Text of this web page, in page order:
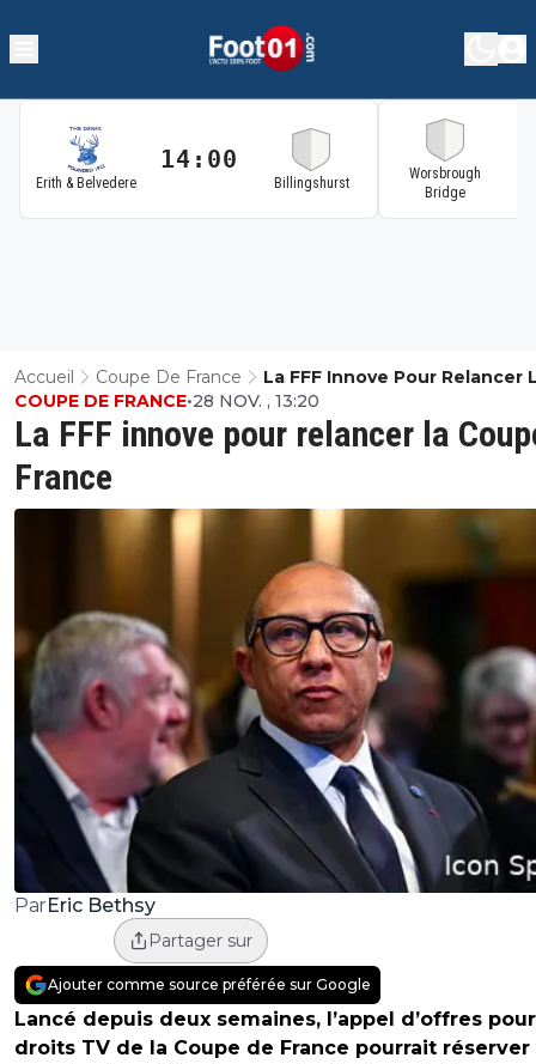
Erith & Belvedere
14:00
Billingshurst
Worsbrough
Bridge
Accueil Coupe De France
La FFF Innove Pour Relancer
Coupe De France
La FFF innove pour relancer la
France
COUPE DE FRANCE•28 NOV. , 13:20
ParEric Bethsy
Partager sur
Ajouter comme source préférée sur Google
Lancé depuis deux semaines, l’appel d’offres
droits TV de la Coupe de France pourrait réserver